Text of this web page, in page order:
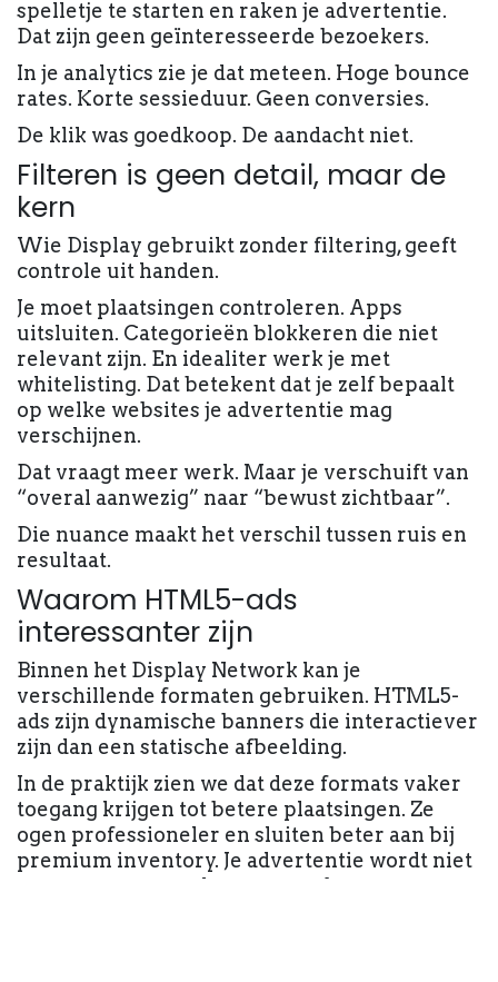
spelletje te starten en raken je advertentie.
Dat zijn geen geïnteresseerde bezoekers.
In je analytics zie je dat meteen. Hoge bounce
rates. Korte sessieduur. Geen conversies.
De klik was goedkoop. De aandacht niet.
Filteren is geen detail, maar de
kern
Wie Display gebruikt zonder filtering, geeft
controle uit handen.
Je moet plaatsingen controleren. Apps
uitsluiten. Categorieën blokkeren die niet
relevant zijn. En idealiter werk je met
whitelisting. Dat betekent dat je zelf bepaalt
op welke websites je advertentie mag
verschijnen.
Dat vraagt meer werk. Maar je verschuift van
“overal aanwezig” naar “bewust zichtbaar”.
Die nuance maakt het verschil tussen ruis en
resultaat.
Waarom HTML5-ads
interessanter zijn
Binnen het Display Network kan je
verschillende formaten gebruiken. HTML5-
ads zijn dynamische banners die interactiever
zijn dan een statische afbeelding.
In de praktijk zien we dat deze formats vaker
toegang krijgen tot betere plaatsingen. Ze
ogen professioneler en sluiten beter aan bij
premium inventory. Je advertentie wordt niet
zomaar ergens onderaan een obscure app